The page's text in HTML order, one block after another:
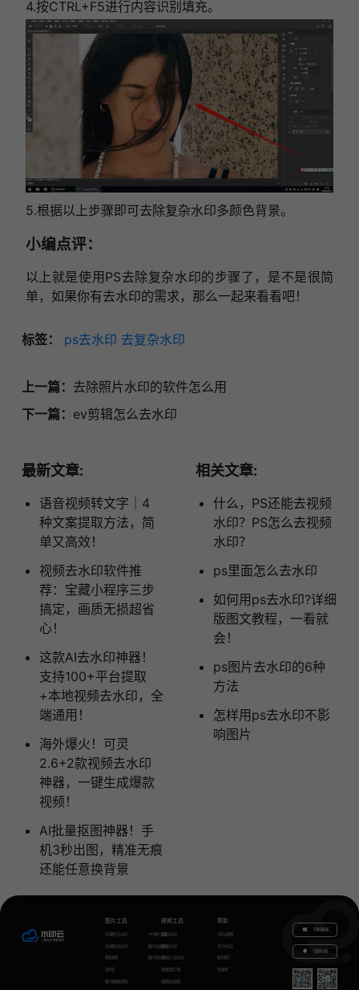
4.按CTRL+F5进行内容识别填充。
5.根据以上步骤即可去除复杂水印多颜色背景。
小编点评：
以上就是使用PS去除复杂水印的步骤了，是不是很简
单，如果你有去水印的需求，那么一起来看看吧！
标签： ps去水印 去复杂水印
上一篇： 去除照片水印的软件怎么用
下一篇： ev剪辑怎么去水印
最新文章:
语音视频转文字｜4
种文案提取方法，简
单又高效！
视频去水印软件推
荐：宝藏小程序三步
搞定，画质无损超省
心！
这款AI去水印神器！
支持100+平台提取
+本地视频去水印，全
端通用！
海外爆火！可灵
2.6+2款视频去水印
神器，一键生成爆款
视频！
AI批量抠图神器！手
机3秒出图，精准无痕
还能任意换背景
相关文章:
什么，PS还能去视频
水印？PS怎么去视频
水印？
ps里面怎么去水印
如何用ps去水印?详细
版图文教程，一看就
会！
ps图片去水印的6种
方法
怎样用ps去水印不影
响图片
图片工具
在线图片去水印
在线图片加水印
智能抠图
证件照
图片模糊变清晰
GIF图片生成
图片无损放大
图片转文字
视频工具
视频去水印
视频加水印
视频怎么去水印
视频提取下载
视频格式转换
帮助
水印云教程
关于水印云
联系我们
代理推广
下载电脑版
下载移动端